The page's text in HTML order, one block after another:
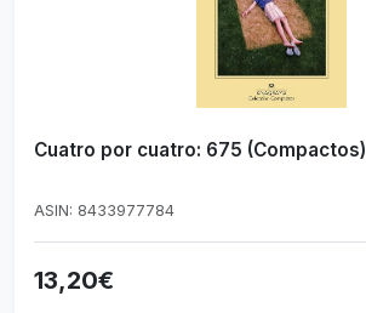
Cuatro por cuatro: 675 (Compactos)
ASIN: 8433977784
13,20€